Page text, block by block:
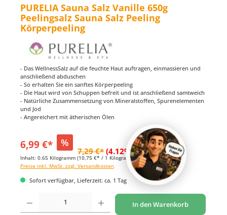
PURELIA Sauna Salz Vanille 650g
Peelingsalz Sauna Salz Peeling
Körperpeeling
- Das WellnessSalz auf die feuchte Haut auftragen, einmassieren und
anschließend abduschen
- So erhalten Sie ein sanftes Körperpeeling
- Die Haut wird von Schuppen befreit und ist anschließend samtweich
- Natürliche Zusammensetzung von Mineralstoffen, Spurenelementen
und Jod
- Angereichert mit ätherischen Ölen
6,99 €* %
7,29 €* (4.12% gespart)
Inhalt: 0.65 Kilogramm (10,75 €* / 1 Kilogramm)
Preise inkl. MwSt. zzgl. Versandkosten
Sofort verfügbar, Lieferzeit: ca. 1 Tag
Produkt Anzahl: Gib den gewünschten Wert ein oder benutze die Schaltflächen um
In den Warenkorb